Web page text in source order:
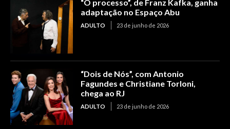
“O processo”, de Franz Kafka, ganha
adaptação no Espaço Abu
ADULTO 23 de junho de 2026
“Dois de Nós”, com Antonio
Fagundes e Christiane Torloni,
chega ao RJ
ADULTO 23 de junho de 2026